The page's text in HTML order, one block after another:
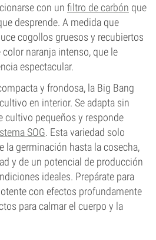
con un filtro de carbón que
desprende. A medida que
cogollos gruesos y recubiertos
naranja intenso, que le
espectacular.
y frondosa, la Big Bang
en interior. Se adapta sin
cultivo pequeños y responde
SOG. Esta variedad solo
la germinación hasta la cosecha,
y de un potencial de producción
ideales. Prepárate para
con efectos profundamente
para calmar el cuerpo y la